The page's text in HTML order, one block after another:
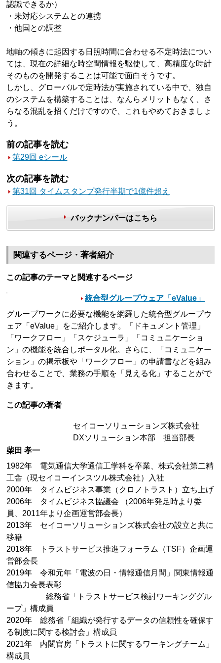
認識できるか）
・未対応システムとの連携
・他国との調整
地軸の傾きに起因する日照時間に合わせる不定時法につい
ては、現在の詳細な時空間情報を駆使して、高精度な時計
そのものを開発することは可能で面白そうです。
しかし、グローバルで定時法が実施されている中で、独自
のシステムを構築することは、なんらメリットもなく、さ
らなる混乱を招くだけですので、これもやめておきましょ
う。
前の記事を読む
第29回 eシール
次の記事を読む
第31回 タイムスタンプ発行半期で1億件超え
バックナンバーはこちら
関連するページ・著者紹介
この記事のテーマと関連するページ
統合型グループウェア「eValue」
グループワークに必要な機能を網羅した統合型グループウ
ェア「eValue」をご紹介します。「ドキュメント管理」
「ワークフロー」「スケジューラ」「コミュニケーショ
ン」の機能を統合しポータル化。さらに、「コミュニケー
ション」の掲示板や「ワークフロー」の申請書などを組み
合わせることで、業務の手順を「見える化」することがで
きます。
この記事の著者
セイコーソリューションズ株式会社
DXソリューション本部 担当部長
柴田 孝一
1982年 電気通信大学通信工学科を卒業、株式会社第二精
工舎（現セイコーインスツル株式会社）入社
2000年 タイムビジネス事業（クロノトラスト）立ち上げ
2006年 タイムビジネス協議会 （2006年発足時より委
員、2011年より企画運営部会長）
2013年 セイコーソリューションズ株式会社の設立と共に
移籍
2018年 トラストサービス推進フォーラム（TSF）企画運
営部会長
2019年 令和元年「電波の日・情報通信月間」関東情報通
信協力会長表彰
総務省「トラストサービス検討ワーキンググル
ープ」構成員
2020年 総務省「組織が発行するデータの信頼性を確保す
る制度に関する検討会」構成員
2021年 内閣官房「トラストに関するワーキングチーム」
構成員